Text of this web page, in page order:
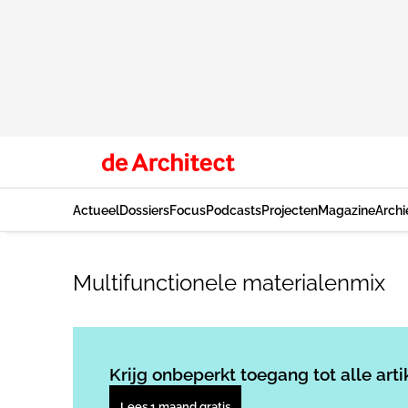
ActueelDossiersFocusPodcastsProjectenMagazine
Multifunctionele materialenmix
Krijg onbeperkt toegang tot alle